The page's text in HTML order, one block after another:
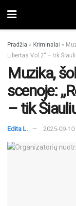
Pradžia » Kriminalai »
Libertas Vol.2“ – tik
Muzika,
scenoje:
– tik
Edita L. 2025-09-10